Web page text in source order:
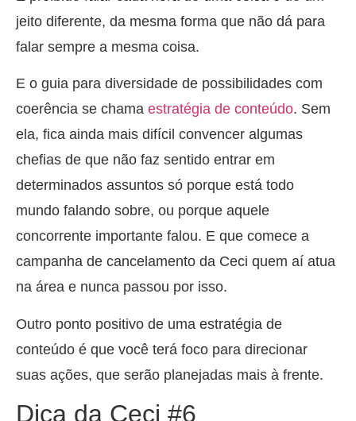
jeito diferente, da mesma forma que não dá para
falar sempre a mesma coisa.
E o guia para diversidade de possibilidades com
coerência se chama estratégia de conteúdo. Sem
ela, fica ainda mais difícil convencer algumas
chefias de que não faz sentido entrar em
determinados assuntos só porque está todo
mundo falando sobre, ou porque aquele
concorrente importante falou. E que comece a
campanha de cancelamento da Ceci quem aí atua
na área e nunca passou por isso.
Outro ponto positivo de uma estratégia de
conteúdo é que você terá foco para direcionar
suas ações, que serão planejadas mais à frente.
Dica da Ceci #6